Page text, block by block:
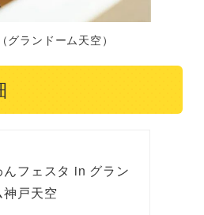
ランドーム天空）
んフェスタ in グラン
神戸天空